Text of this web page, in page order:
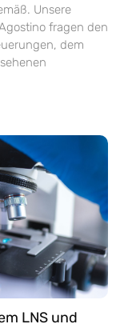
Unsere
fragen den
dem
LNS und